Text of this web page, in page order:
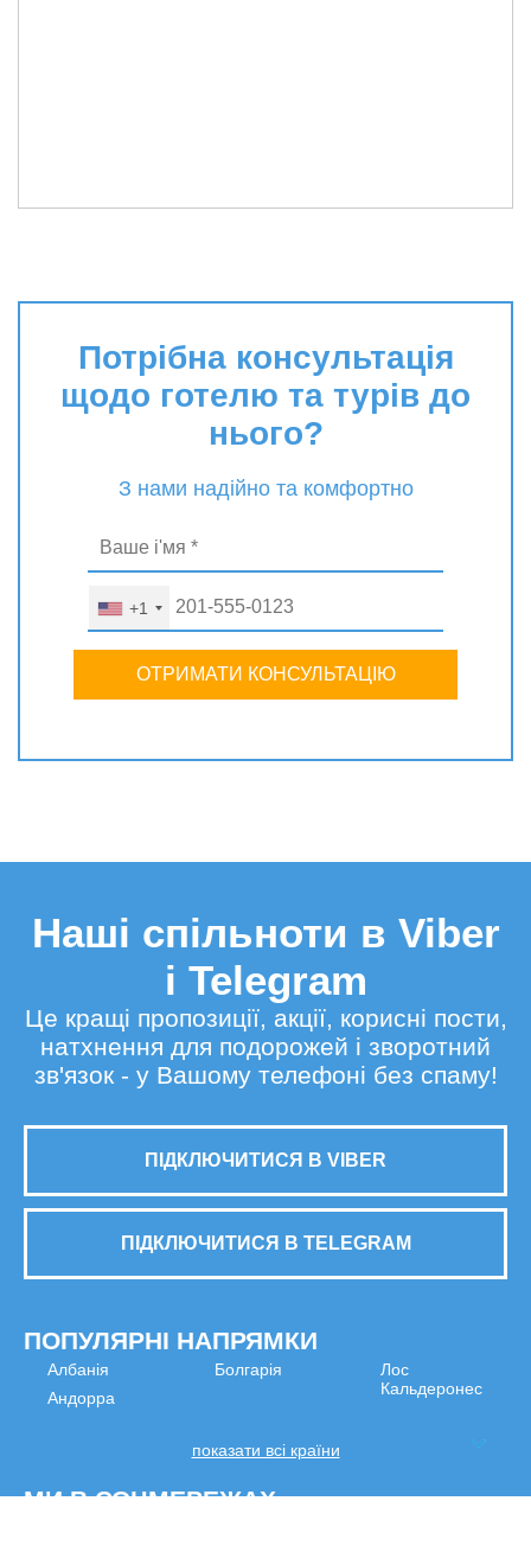
Потрібна консультація
щодо готелю та турів до
нього?
З нами надійно та комфортно
+1
ОТРИМАТИ КОНСУЛЬТАЦІЮ
Наші спільноти в Viber
і Telegram
Це кращі пропозиції, акції, корисні пости,
натхнення для подорожей і зворотний
зв'язок - у Вашому телефоні без спаму!
ПІДКЛЮЧИТИСЯ В VIBER
ПІДКЛЮЧИТИСЯ В TELEGRAM
ПОПУЛЯРНІ НАПРЯМКИ
Албанія
Андорра
Болгарія
Лос
Кальдеронес
показати всі країни
МИ В СОЦМЕРЕЖАХ